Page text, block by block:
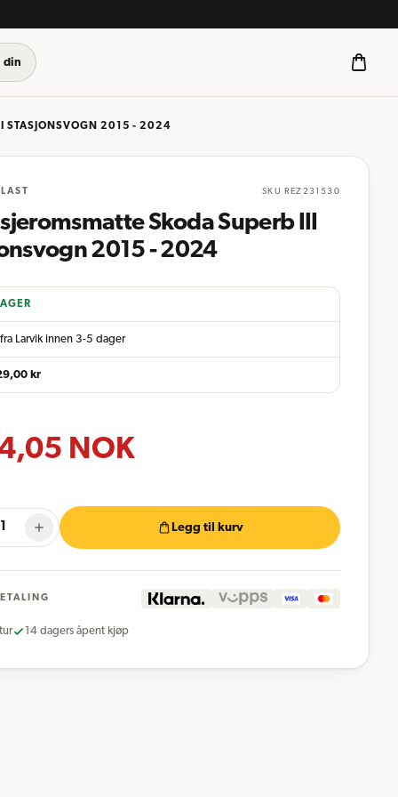
din
STASJONSVOGN 2015 - 2024
SKU REZ231530
Skoda Superb III
2015 - 2024
Larvik innen 3-5 dager
kr
NOK
Legg til kurv
14 dagers åpent kjøp